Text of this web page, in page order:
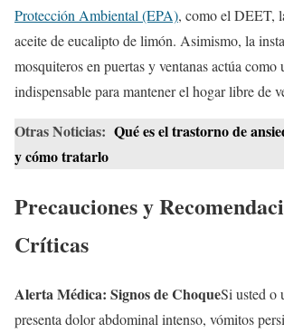
Protección Ambiental (EPA), como el DEET,
aceite de eucalipto de limón. Asimismo, la
mosquiteros en puertas y ventanas actúa como
indispensable para mantener el hogar libre de
Otras Noticias: Qué es el trastorno de
y cómo tratarlo
Precauciones y
Críticas
Alerta Médica: Signos de ChoqueSi usted o
presenta dolor abdominal intenso, vómitos